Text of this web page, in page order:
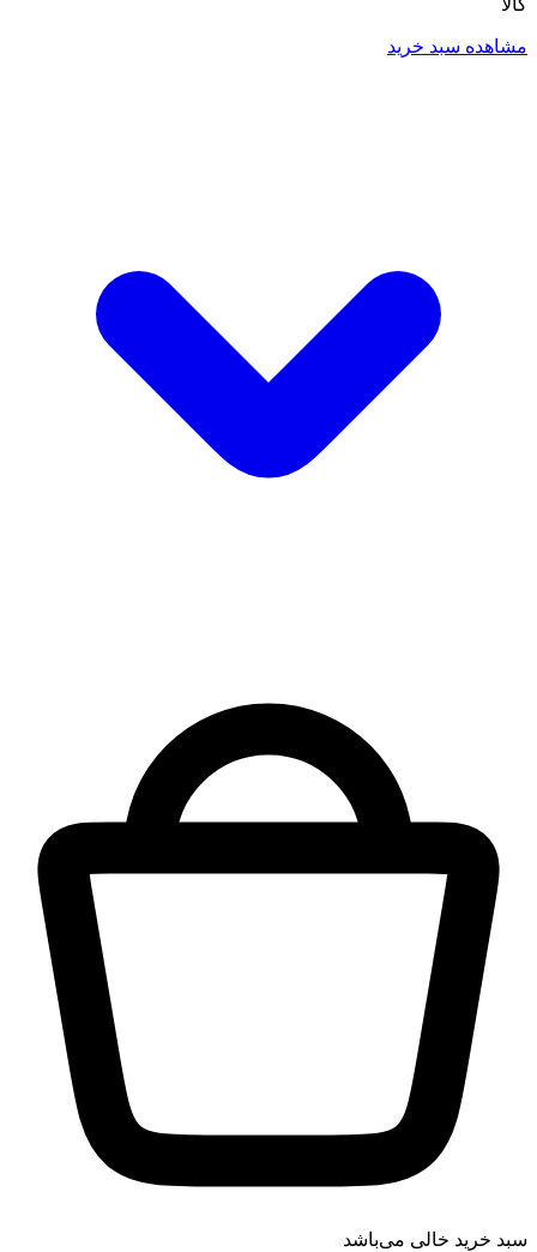
کالا
مشاهده سبد خرید
سبد خرید خالی می‌باشد